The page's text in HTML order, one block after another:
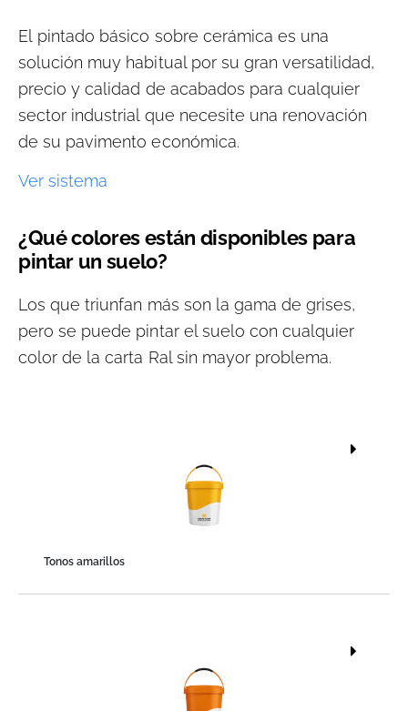
El pintado básico sobre cerámica es una
solución muy habitual por su gran versatilidad,
precio y calidad de acabados para cualquier
sector industrial que necesite una renovación
de su pavimento económica.
Ver sistema
¿Qué colores están disponibles para
pintar un suelo?
Los que triunfan más son la gama de grises,
pero se puede pintar el suelo con cualquier
color de la carta Ral sin mayor problema.
Tonos amarillos